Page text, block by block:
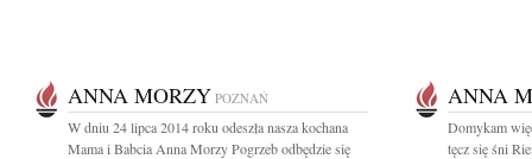
ANNA MORZY POZNAŃ
W dniu 24 lipca 2014 roku odeszła nasza kochana
Mama i Babcia Anna Morzy Pogrzeb odbędzie się
ANNA
Domykam
tęcz się śni